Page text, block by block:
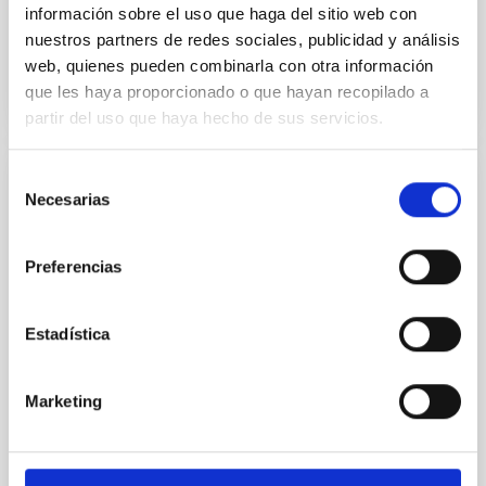
información sobre el uso que haga del sitio web con
nuestros partners de redes sociales, publicidad y análisis
web, quienes pueden combinarla con otra información
que les haya proporcionado o que hayan recopilado a
partir del uso que haya hecho de sus servicios.
Necesarias
Preferencias
Estadística
Marketing
BIBCODE 2026MNRAS.549G1013C
NÚMERO DE CITAS 0
CON ÁRBITRO
TESS
are still several theories for their formation. Perhaps
hot Jupiters form in several ways. Atmospheric and
the formation scenarios. However, potential targets
have to be well characterized before these